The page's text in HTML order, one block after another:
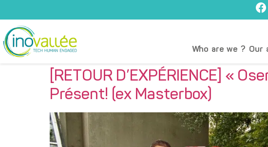
Who are we ? Our
[RETOUR D’EXPÉRIENCE] «
Présent! (ex Masterbox)